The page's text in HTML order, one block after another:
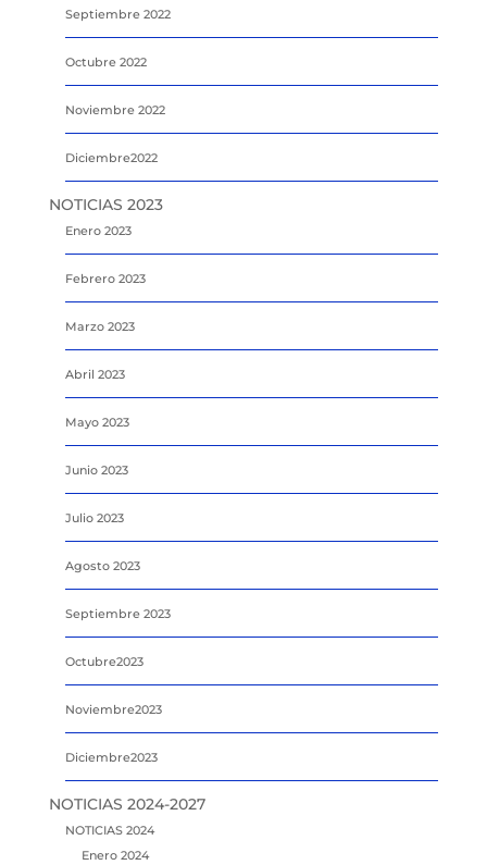
Septiembre 2022
Octubre 2022
Noviembre 2022
Diciembre2022
NOTICIAS 2023
Enero 2023
Febrero 2023
Marzo 2023
Abril 2023
Mayo 2023
Junio 2023
Julio 2023
Agosto 2023
Septiembre 2023
Octubre2023
Noviembre2023
Diciembre2023
NOTICIAS 2024-2027
NOTICIAS 2024
Enero 2024